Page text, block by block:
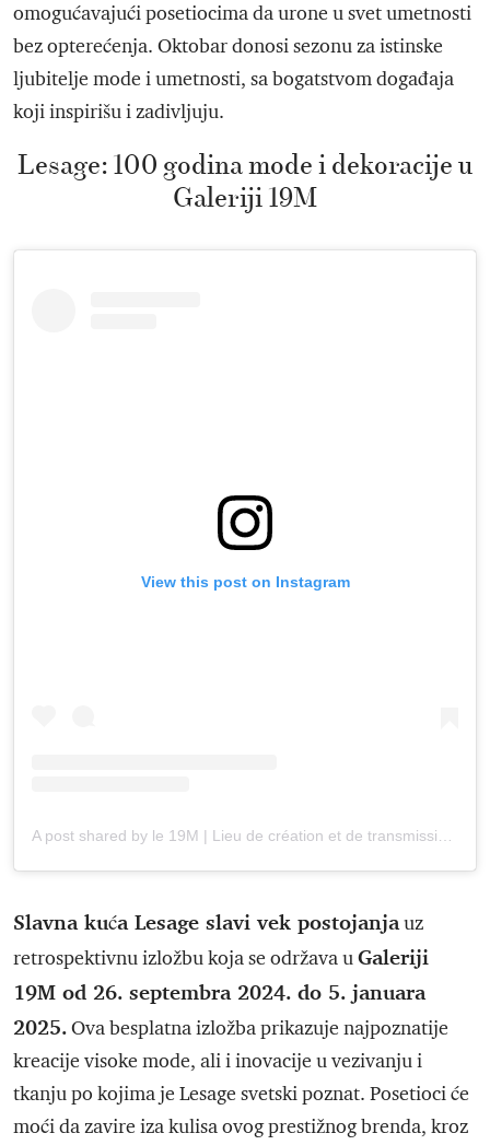
omogućavajući posetiocima da urone u svet umetnosti
bez opterećenja. Oktobar donosi sezonu za istinske
ljubitelje mode i umetnosti, sa bogatstvom događaja
koji inspirišu i zadivljuju.
Lesage: 100 godina mode i dekoracije u
Galeriji 19M
View this post on Instagram
Slavna kuća Lesage slavi vek postojanjauz
retrospektivnu izložbu koja se održava uGaleriji
19M od 26. septembra 2024. do 5. januara
2025.Ova besplatna izložba prikazuje najpoznatije
kreacije visoke mode, ali i inovacije u vezivanju i
tkanju po kojima je Lesage svetski poznat. Posetioci će
moći da zavire iza kulisa ovog prestižnog brenda, kroz